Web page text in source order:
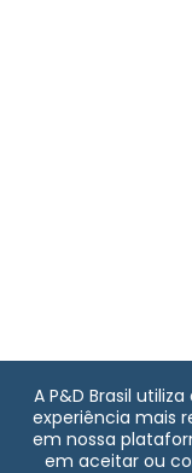
A P&D Brasil
experiência mais
em nossa
em aceitar ou